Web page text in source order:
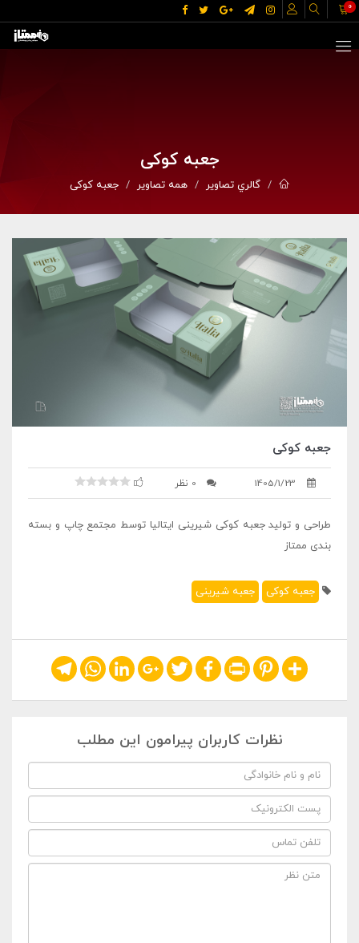
0
جعبه کوکی
گالري تصاوير همه تصاویر جعبه کوکی
جعبه کوکی
1405/1/23 0 نظر
طراحی و تولید جعبه کوکی شیرینی ایتالیا توسط مجتمع چاپ و بسته
بندی ممتاز
جعبه کوکی جعبه شیرینی
Share
Pinterest
Print
Facebook
Twitter
Google+
LinkedIn
WhatsApp
Telegram
نظرات کاربران پیرامون این مطلب